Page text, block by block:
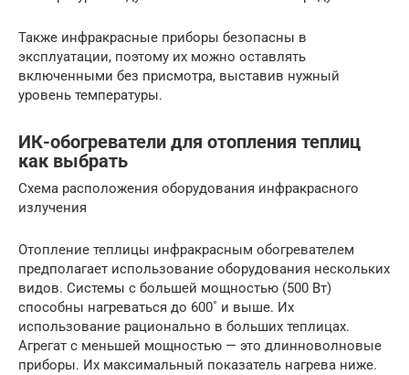
Также инфракрасные приборы безопасны в
эксплуатации, поэтому их можно оставлять
включенными без присмотра, выставив нужный
уровень температуры.
ИК-обогреватели для отопления теплиц
как выбрать
Схема расположения оборудования инфракрасного
излучения
Отопление теплицы инфракрасным обогревателем
предполагает использование оборудования нескольких
видов. Системы с большей мощностью (500 Вт)
способны нагреваться до 600˚ и выше. Их
использование рационально в больших теплицах.
Агрегат с меньшей мощностью — это длинноволновые
приборы. Их максимальный показатель нагрева ниже.